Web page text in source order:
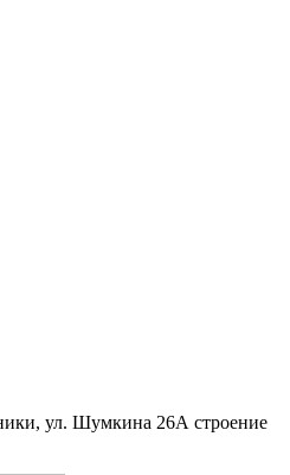
ул. Шумкина 26А строение